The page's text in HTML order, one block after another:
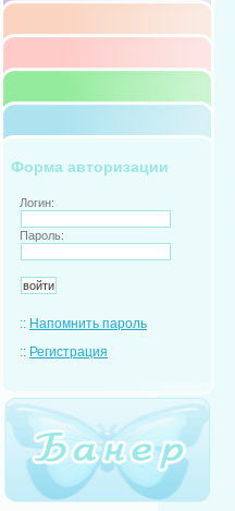
Форма авторизации
Логин:
Пароль:
:: Напомнить пароль
:: Регистрация